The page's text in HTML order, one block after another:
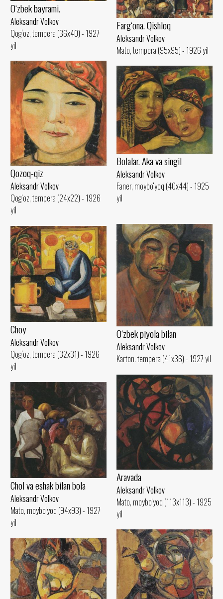
O‘zbek bayrami.
Aleksandr Volkov
Qog‘oz, tempera (36x40) - 1927
yil
Farg‘ona. Qishloq
Aleksandr Volkov
Mato, tempera (95x95) - 1926 yil
Qozoq-qiz
Aleksandr Volkov
Qog‘oz, tempera (24x22) - 1926
yil
Bolalar. Aka va singil
Aleksandr Volkov
Faner, moybo‘yoq (40x44) - 1925
yil
O‘zbek piyola bilan
Aleksandr Volkov
Karton. tempera (41x36) - 1927 yil
Choy
Aleksandr Volkov
Qog‘oz, tempera (32x31) - 1926
yil
Aravada
Aleksandr Volkov
Mato, moybo‘yoq (113x113) - 1925
yil
Chol va eshak bilan bola
Aleksandr Volkov
Mato, moybo‘yoq (94x93) - 1927
yil